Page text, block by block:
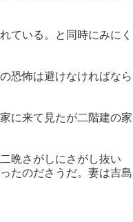
ている。と同時にみにく
恐怖は避けなければなら
に来て見たが二階建の家
晩さがしにさがし抜い
たのださうだ。妻は吉島